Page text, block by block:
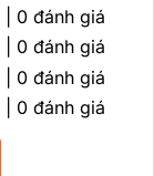
| 0 đánh giá
| 0 đánh giá
| 0 đánh giá
| 0 đánh giá